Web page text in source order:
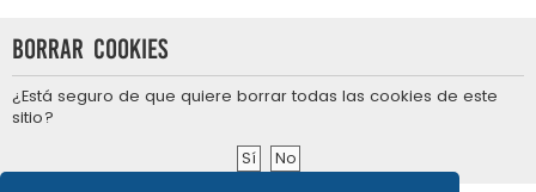
Borrar cookies
¿Está seguro de que quiere borrar todas las cookies de este
sitio?